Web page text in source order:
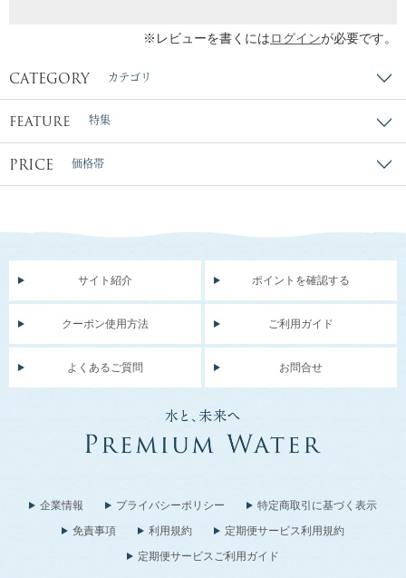
※レビューを書くにはログインが必要です。
CATEGORY カテゴリ
FEATURE 特集
PRICE 価格帯
サイト紹介 ポイントを確認する
クーポン使用方法 ご利用ガイド
よくあるご質問 お問合せ
企業情報 プライバシーポリシー
特定商取引に基づく表示
免責事項
利用規約
定期便サービス利用規約
定期便サービスご利用ガイド